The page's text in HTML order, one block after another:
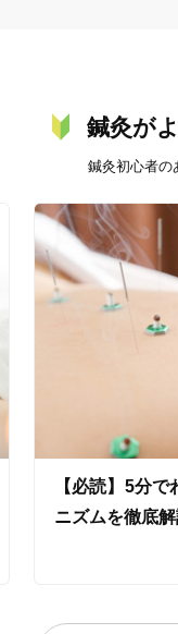
鍼灸が
鍼灸初心者の
【必読】5分
ニズムを徹底